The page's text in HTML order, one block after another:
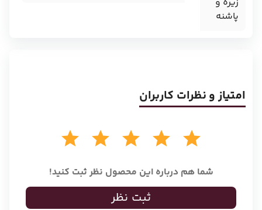
پاشنه
امتیاز و نظرات کاربران
شما هم درباره این محصول نظر ثبت کنید!
ثبت نظر